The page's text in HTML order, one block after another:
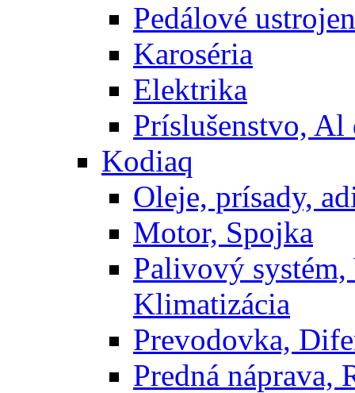
Pedálové
Karoséria
Elektrika
Príslušenstvo, Al
Kodiaq
Oleje, prísady,
Motor, Spojka
Palivový
Klimatizácia
Prevodovka,
Predná náprava,